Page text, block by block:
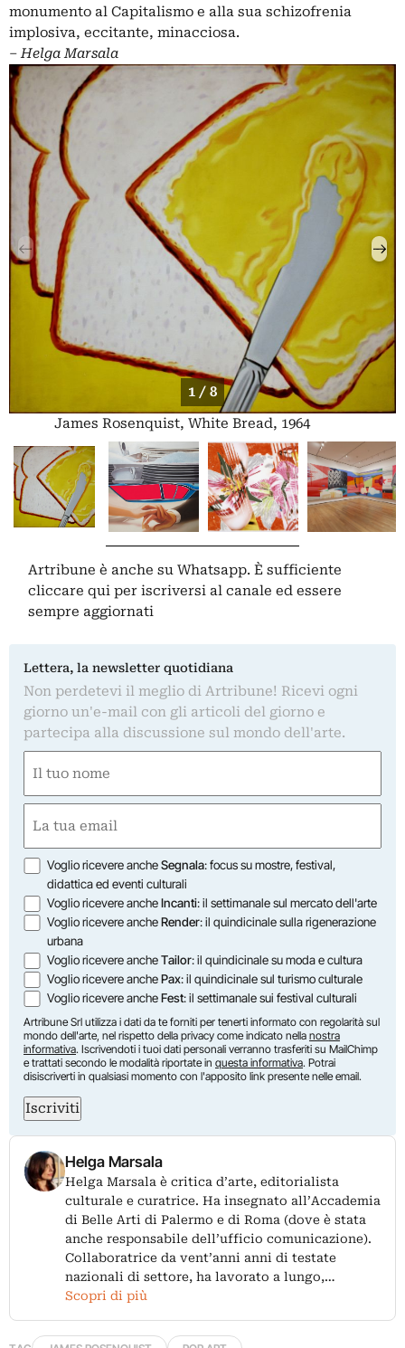
monumento al Capitalismo e alla sua schizofrenia
implosiva, eccitante, minacciosa.
–Helga Marsala
1 / 8
James Rosenquist, White Bread, 1964
Artribune è anche su Whatsapp. È sufficiente
cliccare qui per iscriversi al canale ed essere
sempre aggiornati
Lettera, la newsletter quotidiana
Non perdetevi il meglio di Artribune! Ricevi ogni
giorno un'e-mail con gli articoli del giorno e
partecipa alla discussione sul mondo dell'arte.
(Required)
First
(Required)
Opzioni
Voglio ricevere ancheSegnala: focus su mostre, festival,
didattica ed eventi culturali
Voglio ricevere ancheIncanti: il settimanale sul mercato dell'arte
Voglio ricevere ancheRender: il quindicinale sulla rigenerazione
urbana
Voglio ricevere ancheTailor: il quindicinale su moda e cultura
Voglio ricevere anchePax: il quindicinale sul turismo culturale
Voglio ricevere ancheFest: il settimanale sui festival culturali
Artribune Srl utilizza i dati da te forniti per tenerti informato con regolarità sul
mondo dell'arte, nel rispetto della privacy come indicato nella nostra
informativa. Iscrivendoti i tuoi dati personali verranno trasferiti su MailChimp
e trattati secondo le modalità riportate in questa informativa. Potrai
disiscriverti in qualsiasi momento con l'apposito link presente nelle email.
Iscriviti
Helga Marsala
Helga Marsala è critica d’arte, editorialista
culturale e curatrice. Ha insegnato all’Accademia
di Belle Arti di Palermo e di Roma (dove è stata
anche responsabile dell’ufficio comunicazione).
Collaboratrice da vent’anni anni di testate
nazionali di settore, ha lavorato a lungo,…
Scopri di più